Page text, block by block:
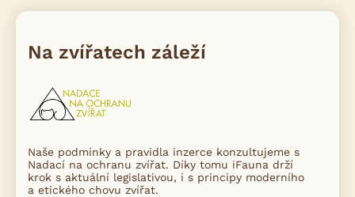
Na zvířatech záleží
Naše podmínky a pravidla inzerce konzultujeme s
Nadací na ochranu zvířat. Díky tomu iFauna drží
krok s aktuální legislativou, i s principy moderního
a etického chovu zvířat.